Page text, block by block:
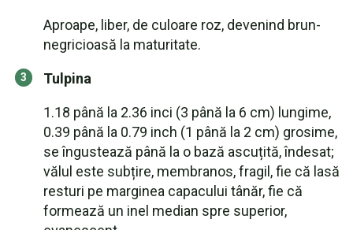
Aproape, liber, de culoare roz, devenind brun-
negricioasă la maturitate.
Tulpina
1.18 până la 2.36 inci (3 până la 6 cm) lungime,
0.39 până la 0.79 inch (1 până la 2 cm) grosime,
se îngustează până la o bază ascuțită, îndesat;
vălul este subțire, membranos, fragil, fie că lasă
resturi pe marginea capacului tânăr, fie că
formează un inel median spre superior,